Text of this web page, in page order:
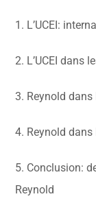
1. L’UCEI:
2. L’UCEI dans
3. Reynold
4. Reynold
5. Conclusion:
Reynold